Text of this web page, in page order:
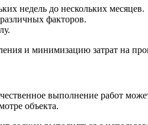
недель до нескольких месяцев.
факторов.
и минимизацию затрат на
выполнение работ
объекта.